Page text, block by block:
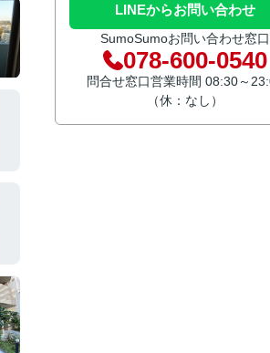
LINEからお問い合わせ
SumoSumoお問い合わせ窓口
078-600-0540
問合せ窓口営業時間 08:30～
（休：なし）